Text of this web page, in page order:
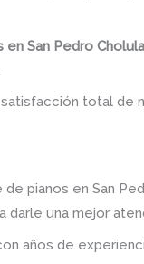
en San Pedro
total
pianos en San
darle una mejor
años de